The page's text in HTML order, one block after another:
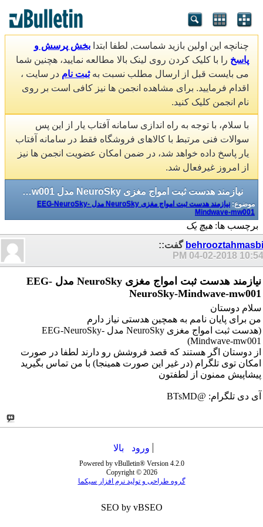
چنانچه این اولین بازید شماست, لطفا ابتدا بخش پرسش و
پاسخ را با کلیک کردن روی لینک بالا مطالعه نمایید، هچنین شما
می بایست قبل از ارسال مطلب نسبت بهثبت نام در سایت ،
اقدام فرمایید. برای مشاهده انجمن ها نیز کافی است بر روی
نام انجمن کلیک کنید.
با سلام، با توجه به راه اندازی سامانه آفتاب یار از این پس
سوالات فنی مرتبط با کالاهای فروشگاه فقط در سامانه آفتاب
یار پاسخ داده خواهد شد، در ضمن امکان عضویت انجمن ها نیز
از امروز غیرفعال شد.
نیازمند هدست ثبت امواج مغزی NeuroSky مدل EEG-NeuroSky-Mindwave-mw001
موضوع:
نیازمند هدست ثبت امواج مغزی NeuroSky مدل EEG-NeuroSky-
Mindwave-mw001
برچسب ها: هیچ یک
behrooztahmasbi گفت::
04-02-2018 10:54 PM
نیازمند هدست ثبت امواج مغزی NeuroSky مدل EEG-
NeuroSky-Mindwave-mw001
سلام دوستان
من برای پایان نامم به همچین هدستی نیاز دارم
(هدست ثبت امواج مغزی NeuroSky مدل EEG-NeuroSky-
Mindwave-mw001)
از دوستان اگر هستند که قصد فروشش رو دارند لطفا در صورت
امکان توی تلگرام (در غیر این صورت همینجا) با من تماس بگیرید
پیشاپیش ممنون از لطفتون
آی دی تلگرام: @BTsMD
ورود بالا
Powered by vBulletin® Version 4.2.0
Copyright © 2026
گروه طراحی و تولید نرم افزار سیکما
SEO by vBSEO